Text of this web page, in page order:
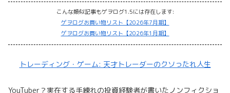
こんな類似記事もゲヲログ1.5には存在します:
ゲヲログお買い物リスト【2026年7月期】
ゲヲログお買い物リスト【2026年1月期】
トレーディング・ゲーム: 天才トレーダーのクソったれ人生
YouTuber？実在する手練れの投資経験者が書いたノンフィクショ